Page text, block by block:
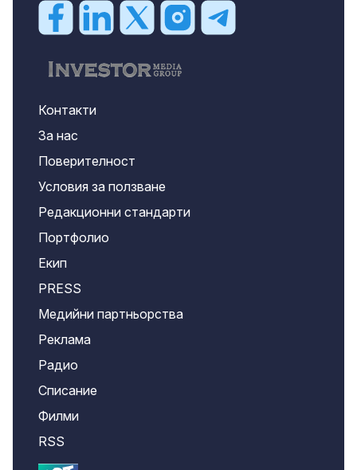
Контакти
За нас
Поверителност
Условия за ползване
Редакционни стандарти
Портфолио
Екип
PRESS
Медийни партньорства
Реклама
Радио
Списание
Филми
RSS